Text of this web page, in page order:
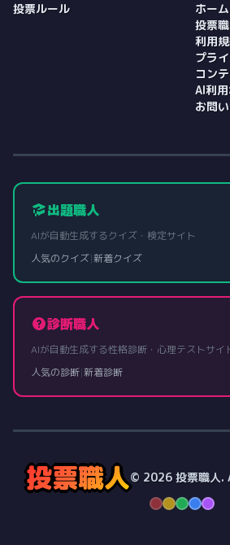
投票ルール
ホーム
投票
利用
プラ
コン
AI利
お問
出題職人
AIが自動生成するクイズ・検定サイト
人気のクイズ|新着クイズ
診断職人
AIが自動生成する性格診断・心理テストサイ
人気の診断|新着診断
投票職人© 2026 投票職人